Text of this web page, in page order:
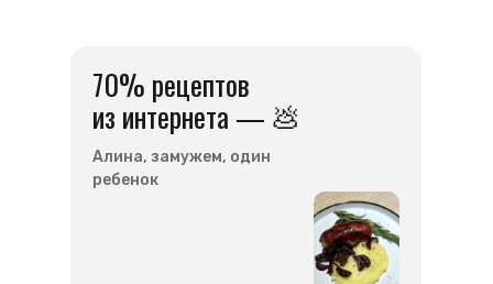
70% рецептов
из интернета — 💩
Алина, замужем, один
ребенок